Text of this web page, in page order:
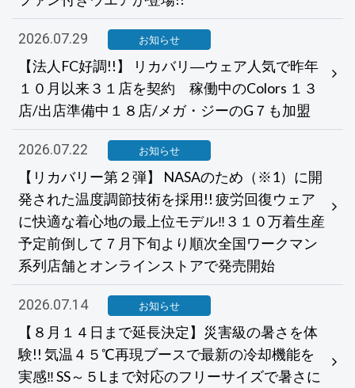
2026.07.29 お知らせ
【法人FC好調!!】 リカバリ―ウェア人気で昨年
１０月以来３１店を契約 稼働中のColors １３
店/出店準備中１８店/メガ・ジーのG７も加盟
2026.07.22 お知らせ
【リカバリー第２弾】 NASAのため（※1）に開
発された温度調節技術を採用!! 疲労回復ウェア
に快適な着心地の最上位モデル‼３１０万着生産
予定前倒して７月下旬より順次全国ワークマン
系列店舗とオンラインストアで発売開始
2026.07.14 お知らせ
【８月１４日まで延長決定】災害級の暑さを体
験!! 気温４５℃再現ブースで最新の冷却機能を
実感‼ SS～５Lまで対応のフリーサイズで暑さに